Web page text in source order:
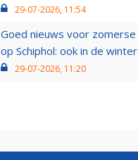
29-07-2026, 11:54
Goed nieuws voor
op Schiphol: ook in de
29-07-2026, 11:20